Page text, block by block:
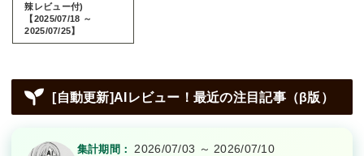
辣レビュー付)
【2025/07/18 ～
2025/07/25】
[自動更新]AIレビュー！最近の注目記事（β版）
集計期間： 2026/07/03 ～ 2026/07/10